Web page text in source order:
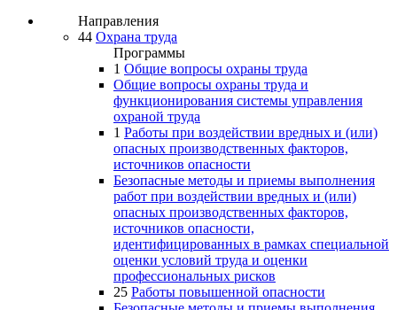
Направления
44 Охрана труда
Программы
1 Общие вопросы охраны труда
Общие вопросы охраны труда и
функционирования системы управления
охраной труда
1 Работы при воздействии вредных и (или)
опасных производственных факторов,
источников опасности
Безопасные методы и приемы выполнения
работ при воздействии вредных и (или)
опасных производственных факторов,
источников опасности,
идентифицированных в рамках специальной
оценки условий труда и оценки
профессиональных рисков
25 Работы повышенной опасности